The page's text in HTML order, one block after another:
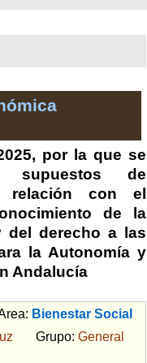
por la que se
supuestos de
relación con el
de la
del derecho a las
la Autonomía y
Andalucía
Bienestar Social
Grupo: General